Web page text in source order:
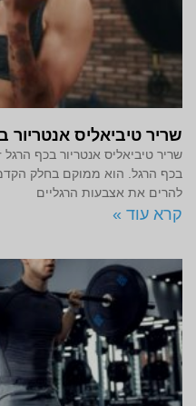
שריר טיביאליס אנטריור
בכף הרגל. הוא ממוקם בחלק
להרים את אצבעות הרגליים
קרא עוד »